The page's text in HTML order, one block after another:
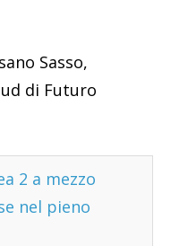
Sasso,
di Futuro
2 a mezzo
nel pieno